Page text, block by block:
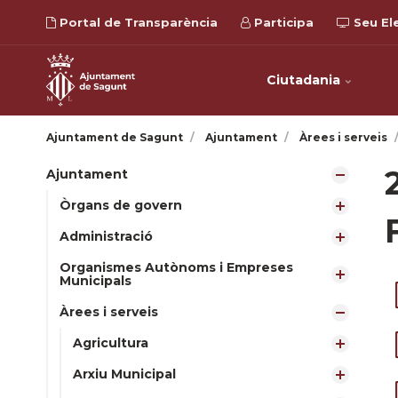
Portal de Transparència Participa Seu
Ciutadania
Ajuntament de Sagunt Ajuntament Àrees i serveis
Ajuntament
Òrgans de govern
Administració
Organismes Autònoms i Empreses
Municipals
Àrees i serveis
Agricultura
Arxiu Municipal